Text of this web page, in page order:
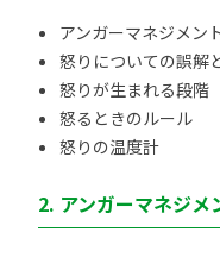
アンガーマネジメン
怒りについての誤解
怒りが生まれる段階
怒るときのルール
怒りの温度計
2. アンガーマネジ